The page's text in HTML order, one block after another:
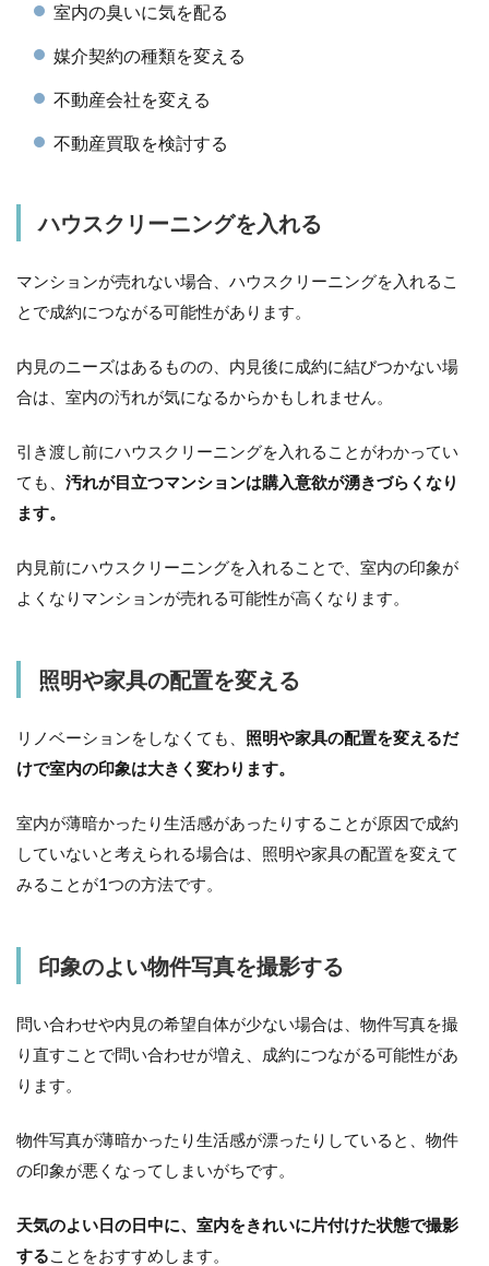
室内の臭いに気を配る
媒介契約の種類を変える
不動産会社を変える
不動産買取を検討する
ハウスクリーニングを入れる
マンションが売れない場合、ハウスクリーニングを入れるこ
とで成約につながる可能性があります。
内見のニーズはあるものの、内見後に成約に結びつかない場
合は、室内の汚れが気になるからかもしれません。
引き渡し前にハウスクリーニングを入れることがわかってい
ても、 汚れが目立つマンションは購入意欲が湧きづらくなり
ます。
内見前にハウスクリーニングを入れることで、室内の印象が
よくなりマンションが売れる可能性が高くなります。
照明や家具の配置を変える
リノベーションをしなくても、 照明や家具の配置を変えるだ
けで室内の印象は大きく変わります。
室内が薄暗かったり生活感があったりすることが原因で成約
していないと考えられる場合は、照明や家具の配置を変えて
みることが1つの方法です。
印象のよい物件写真を撮影する
問い合わせや内見の希望自体が少ない場合は、物件写真を撮
り直すことで問い合わせが増え、成約につながる可能性があ
ります。
物件写真が薄暗かったり生活感が漂ったりしていると、物件
の印象が悪くなってしまいがちです。
天気のよい日の日中に、室内をきれいに片付けた状態で撮影
する ことをおすすめします。